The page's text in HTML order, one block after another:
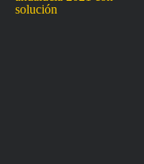
solución